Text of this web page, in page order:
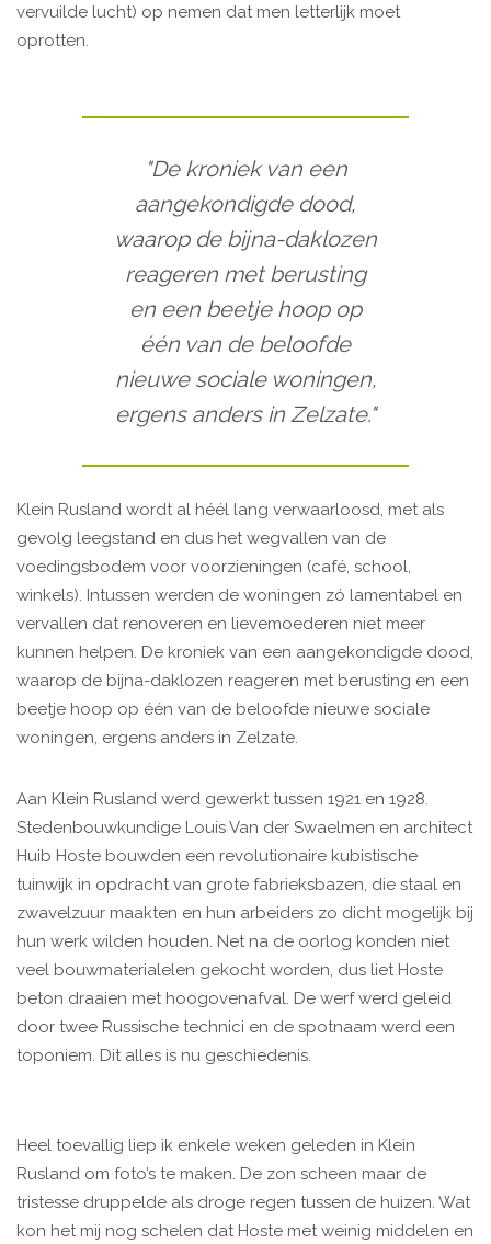
vervuilde lucht) op nemen dat men letterlijk moet
oprotten.
"De kroniek van een
aangekondigde dood,
waarop de bijna-daklozen
reageren met berusting
en een beetje hoop op
één van de beloofde
nieuwe sociale woningen,
ergens anders in Zelzate."
Klein Rusland wordt al héél lang verwaarloosd, met als
gevolg leegstand en dus het wegvallen van de
voedingsbodem voor voorzieningen (café, school,
winkels). Intussen werden de woningen zó lamentabel en
vervallen dat renoveren en lievemoederen niet meer
kunnen helpen. De kroniek van een aangekondigde dood,
waarop de bijna-daklozen reageren met berusting en een
beetje hoop op één van de beloofde nieuwe sociale
woningen, ergens anders in Zelzate.
Aan Klein Rusland werd gewerkt tussen 1921 en 1928.
Stedenbouwkundige Louis Van der Swaelmen en architect
Huib Hoste bouwden een revolutionaire kubistische
tuinwijk in opdracht van grote fabrieksbazen, die staal en
zwavelzuur maakten en hun arbeiders zo dicht mogelijk bij
hun werk wilden houden. Net na de oorlog konden niet
veel bouwmaterialelen gekocht worden, dus liet Hoste
beton draaien met hoogovenafval. De werf werd geleid
door twee Russische technici en de spotnaam werd een
toponiem. Dit alles is nu geschiedenis.
Heel toevallig liep ik enkele weken geleden in Klein
Rusland om foto’s te maken. De zon scheen maar de
tristesse druppelde als droge regen tussen de huizen. Wat
kon het mij nog schelen dat Hoste met weinig middelen en